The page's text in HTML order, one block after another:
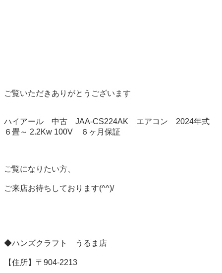
ご覧いただきありがとうございます
ハイアール　中古　JAA-CS224AK　エアコン　2024年式
６畳～ 2.2Kw 100V　６ヶ月保証
ご覧になりたい方、
ご来店お待ちしております(^^)/
◆ハンズクラフト　うるま店
【住所】〒904-2213